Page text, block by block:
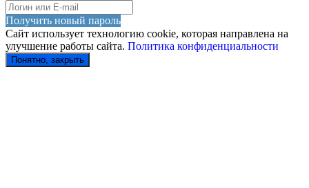
Получить новый пароль
Сайт использует технологию cookie, которая направлена на
улучшение работы сайта. Политика конфиденциальности
Понятно, закрыть